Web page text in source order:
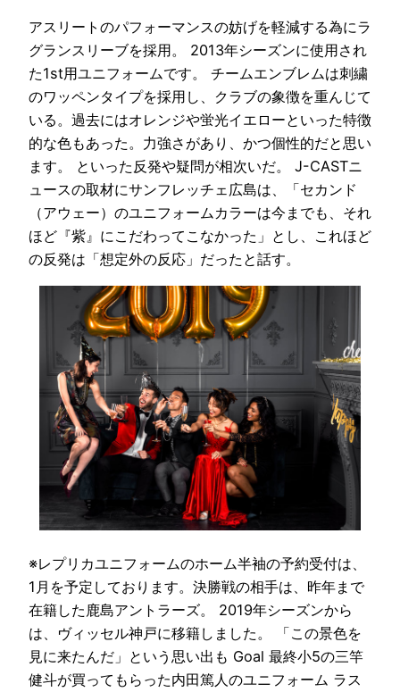
アスリートのパフォーマンスの妨げを軽減する為にラ
グランスリーブを採用。 2013年シーズンに使用され
た1st用ユニフォームです。 チームエンブレムは刺繍
のワッペンタイプを採用し、クラブの象徴を重んじて
いる。過去にはオレンジや蛍光イエローといった特徴
的な色もあった。力強さがあり、かつ個性的だと思い
ます。 といった反発や疑問が相次いだ。 J-CASTニ
ュースの取材にサンフレッチェ広島は、「セカンド
（アウェー）のユニフォームカラーは今までも、それ
ほど『紫』にこだわってこなかった」とし、これほど
の反発は「想定外の反応」だったと話す。
※レプリカユニフォームのホーム半袖の予約受付は、
1月を予定しております。決勝戦の相手は、昨年まで
在籍した鹿島アントラーズ。 2019年シーズンから
は、ヴィッセル神戸に移籍しました。 「この景色を
見に来たんだ」という思い出も Goal 最終小5の三竿
健斗が買ってもらった内田篤人のユニフォーム ラス